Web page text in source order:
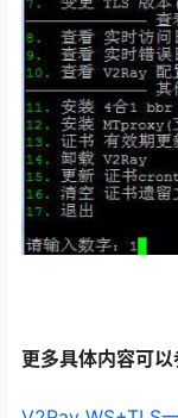
更多具体内容可以